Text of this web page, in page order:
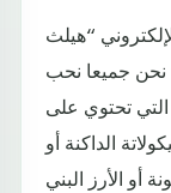
“هيلث
نحن جميعا نحب
التي تحتوي على
الداكنة أو